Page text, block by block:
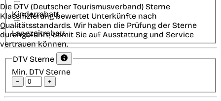
Kinderrabatt
Langzeitrabatt
DTV Sterne
Min. DTV Sterne
− +
Die DTV (Deutscher Tourismusverband) Sterne
Klassifizierung bewertet Unterkünfte nach
Qualitätsstandards. Wir haben die Prüfung der Sterne
durchgeführt, damit Sie auf Ausstattung und Service
vertrauen können.